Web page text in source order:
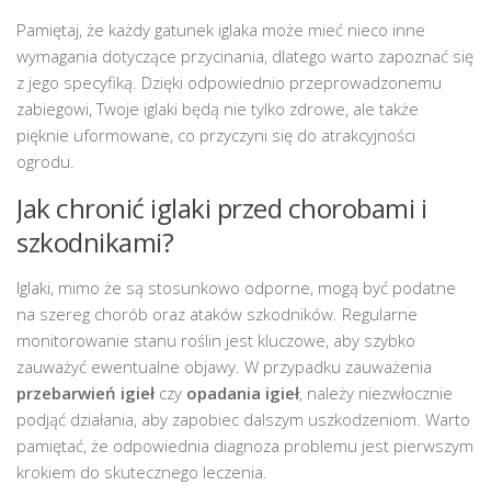
Pamiętaj, że każdy gatunek iglaka może mieć nieco inne
wymagania dotyczące przycinania, dlatego warto zapoznać się
z jego specyfiką. Dzięki odpowiednio przeprowadzonemu
zabiegowi, Twoje iglaki będą nie tylko zdrowe, ale także
pięknie uformowane, co przyczyni się do atrakcyjności
ogrodu.
Jak chronić iglaki przed chorobami i
szkodnikami?
Iglaki, mimo że są stosunkowo odporne, mogą być podatne
na szereg chorób oraz ataków szkodników. Regularne
monitorowanie stanu roślin jest kluczowe, aby szybko
zauważyć ewentualne objawy. W przypadku zauważenia
przebarwień igieł czy opadania igieł, należy niezwłocznie
podjąć działania, aby zapobiec dalszym uszkodzeniom. Warto
pamiętać, że odpowiednia diagnoza problemu jest pierwszym
krokiem do skutecznego leczenia.